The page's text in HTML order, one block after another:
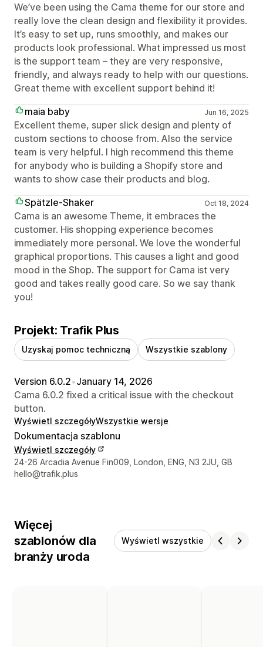
We’ve been using the Cama theme for our store and
really love the clean design and flexibility it provides.
It’s easy to set up, runs smoothly, and makes our
products look professional. What impressed us most
is the support team – they are very responsive,
friendly, and always ready to help with our questions.
Great theme with excellent support behind it!
maia baby
Jun 16, 2025
Excellent theme, super slick design and plenty of
custom sections to choose from. Also the service
team is very helpful. I high recommend this theme
for anybody who is building a Shopify store and
wants to show case their products and blog.
Spätzle-Shaker
Oct 18, 2024
Cama is an awesome Theme, it embraces the
customer. His shopping experience becomes
immediately more personal. We love the wonderful
graphical proportions. This causes a light and good
mood in the Shop. The support for Cama ist very
good and takes really good care. So we say thank
you!
Projekt: Trafik Plus
Uzyskaj pomoc techniczną Wszystkie szablony
Version 6.0.2•January 14, 2026
Cama 6.0.2 fixed a critical issue with the checkout
button.
Wyświetl szczegółyWszystkie wersje
Dokumentacja szablonu
Wyświetl szczegóły
Dane kontaktowe projektanta
24-26 Arcadia Avenue Fin009, London, ENG, N3 2JU, GB
hello@trafik.plus
Więcej
szablonów dla
branży uroda
Wyświetl wszystkie